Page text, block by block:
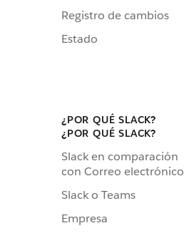
Registro de cambios
Estado
¿POR QUÉ SLACK?
¿POR QUÉ SLACK?
Slack en comparación
con Correo electrónico
Slack o Teams
Empresa